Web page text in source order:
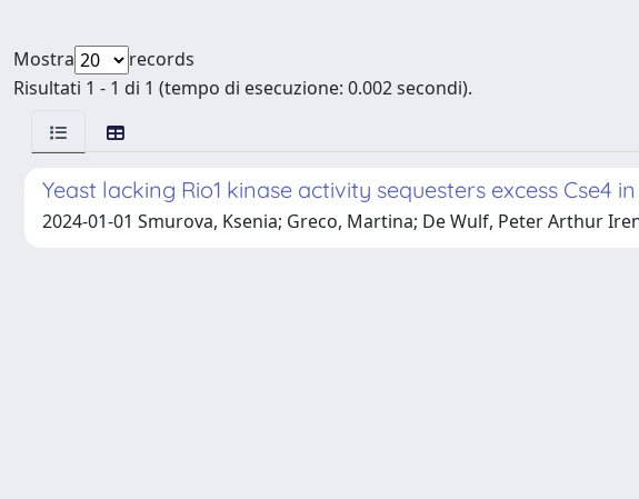
Mostra
records
Risultati 1 - 1 di 1 (tempo di esecuzione: 0.002 secondi).
Yeast lacking Rio1 kinase activity sequesters excess Cse4
2024-01-01 Smurova, Ksenia; Greco, Martina; De Wulf, Peter Arthur